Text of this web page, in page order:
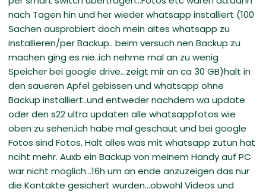
nach Tagen hin und her wieder whatsapp installiert (100
Sachen ausprobiert doch mein altes whatsapp zu
installieren/per Backup.. beim versuch nen Backup zu
machen ging es nie..ich nehme mal an zu wenig
Speicher bei google drive...zeigt mir an ca 30 GB)halt in
den saueren Apfel gebissen und whatsapp ohne
Backup installiert..und entweder nachdem wa update
oder den s22 ultra updaten alle whatsappfotos wie
oben zu sehen.ich habe mal geschaut und bei google
Fotos sind Fotos. Halt alles was mit whatsapp zutun hat
nciht mehr. Auxb ein Backup von meinem Handy auf PC
war nicht möglich...16h um an ende anzuzeigen das nur
die Kontakte gesichert wurden...obwohl Videos und